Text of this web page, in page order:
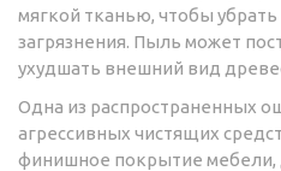
мягкой тканью, чтобы
загрязнения. Пыль может
ухудшать внешний вид
Одна из распространенных
агрессивных чистящих
финишное покрытие мебели,